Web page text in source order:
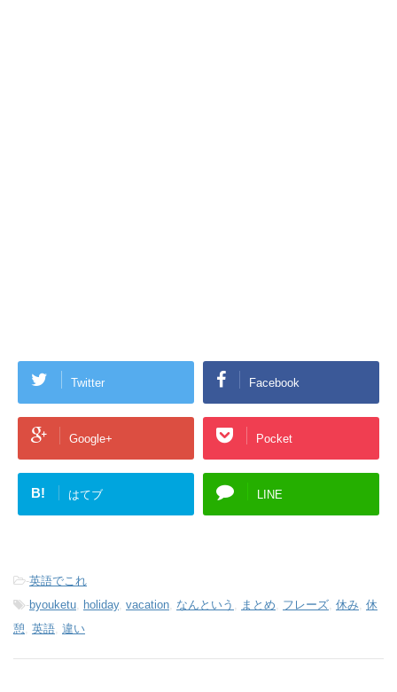
Twitter Facebook
Google+ Pocket
B! はてブ LINE
-英語でこれ
-byouketu, holiday, vacation, なんという , まとめ, フレーズ, 休み, 休
憩, 英語, 違い